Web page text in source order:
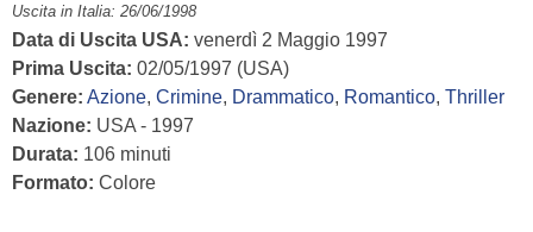
Uscita in Italia: 26/06/1998
Data di Uscita USA: venerdì 2 Maggio 1997
Prima Uscita: 02/05/1997 (USA)
Genere: Azione, Crimine, Drammatico, Romantico, Thriller
Nazione: USA - 1997
Durata: 106 minuti
Formato: Colore